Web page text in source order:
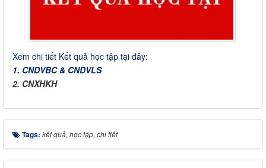
Xem chi tiết Kết quả học tập tại đây:
1. CNDVBC & CNDVLS
2. CNXHKH
Tags: kết quả, học tập, chi tiết